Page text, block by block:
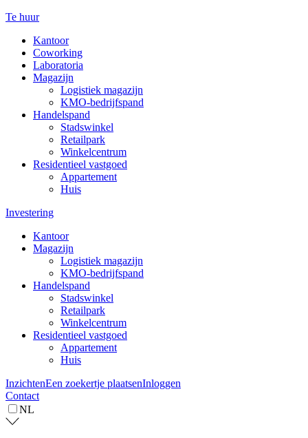
Te huur
Kantoor
Coworking
Laboratoria
Magazijn
Logistiek magazijn
KMO-bedrijfspand
Handelspand
Stadswinkel
Retailpark
Winkelcentrum
Residentieel vastgoed
Appartement
Huis
Investering
Kantoor
Magazijn
Logistiek magazijn
KMO-bedrijfspand
Handelspand
Stadswinkel
Retailpark
Winkelcentrum
Residentieel vastgoed
Appartement
Huis
InzichtenEen zoekertje plaatsenInloggen
Contact
NL